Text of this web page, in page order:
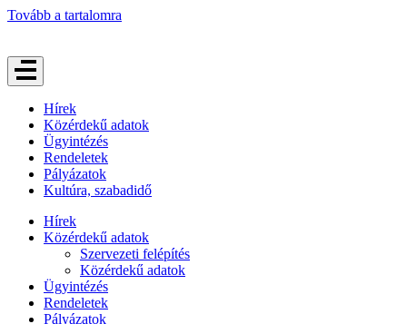
Tovább a tartalomra
Hírek
Közérdekű adatok
Ügyintézés
Rendeletek
Pályázatok
Kultúra, szabadidő
Hírek
Közérdekű adatok
Szervezeti felépítés
Közérdekű adatok
Ügyintézés
Rendeletek
Pályázatok